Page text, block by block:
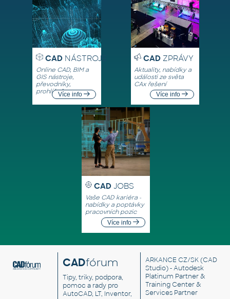
CADNÁSTROJE
Online CAD, BIM a
GIS nástroje,
převodníky,
prohlížečeVíce info
CADZPRÁVY
Aktuality, nabídky a
události ze světa
CAx řešení
Více info
CAD JOBS
Vaše CAD kariéra -
nabídky a poptávky
pracovních pozic
Více info
CADfórum
Tipy, triky, podpora,
pomoc a rady pro
AutoCAD, LT, Inventor,
ARKANCE CZ/SK(CAD
Studio) - Autodesk
Platinum Partner &
Training Center &
Services Partner